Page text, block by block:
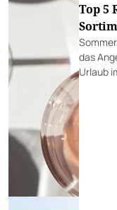
Top 5
das
Urlaub